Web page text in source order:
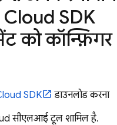
SDK
को कॉन्फ़िगर
SDK
डाउनलोड करना
सीएलआई टूल शामिल है.